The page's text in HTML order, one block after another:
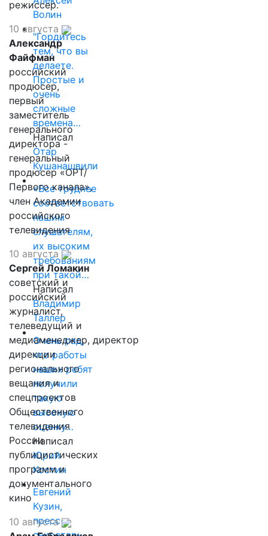
Волин
"Гордитесь
тем, что вы
делаете.
Простые и
очень
сложные
времена…
Написал
Отар
Кушанашвили
«Все труднее
соответствовать
нашим
слушателям,
их высоким
требованиям
при такой…
Написал
Владимир
Таллер
Очень рад,
что работы
наших ребят
получили
такую
высокую
оценку…
Написал
Юрий
Костин
Евгений
Кузин,
пресс-
режиссер.
10 августа
Александр
Файфман
российский
продюсер,
первый
заместитель
генерального
директора -
генеральный
продюсер «ОРТ/
Первого канала»,
член Академии
российского
телевидения
10 августа
Сергей Ломакин
советский и
российский
журналист,
телеведущий и
медиаменеджер, директор
дирекции
регионального
вещания и
спецпроектов
Общественного
телевидения
России
публицистических
программ и
документального
кино
10 августа